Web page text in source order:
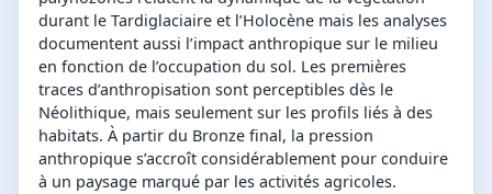
durant le Tardiglaciaire et l’Holocène mais les analyses
documentent aussi l’impact anthropique sur le milieu
en fonction de l’occupation du sol. Les premières
traces d’anthropisation sont perceptibles dès le
Néolithique, mais seulement sur les profils liés à des
habitats. À partir du Bronze final, la pression
anthropique s’accroît considérablement pour conduire
à un paysage marqué par les activités agricoles.